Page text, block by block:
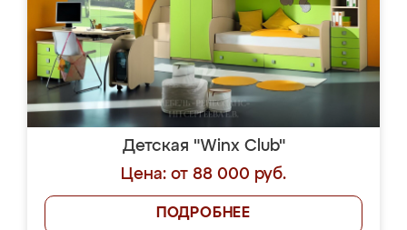
Детская "Winx Club"
Цена: от 88 000 руб.
ПОДРОБНЕЕ